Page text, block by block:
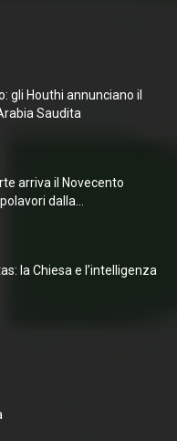
gli Houthi annunciano il
Saudita
arriva il Novecento
dalla...
la Chiesa e l’intelligenza